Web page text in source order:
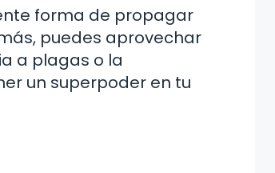
forma de propagar
puedes aprovechar
a plagas o la
un superpoder en tu